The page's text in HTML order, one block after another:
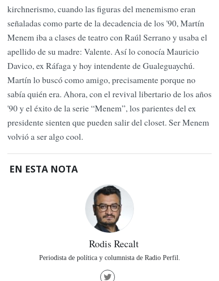
kirchnerismo, cuando las figuras del menemismo eran
señaladas como parte de la decadencia de los '90, Martín
Menem iba a clases de teatro con Raúl Serrano y usaba el
apellido de su madre: Valente. Así lo conocía Mauricio
Davico, ex Ráfaga y hoy intendente de Gualeguaychú.
Martín lo buscó como amigo, precisamente porque no
sabía quién era. Ahora, con el revival libertario de los años
'90 y el éxito de la serie “Menem”, los parientes del ex
presidente sienten que pueden salir del closet. Ser Menem
volvió a ser algo cool.
EN ESTA NOTA
Rodis Recalt
Periodista de política y columnista de Radio Perfil.